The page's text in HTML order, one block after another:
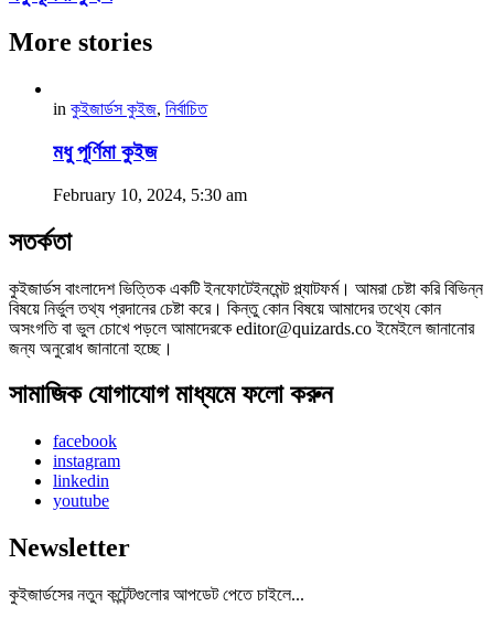
More stories
in কুইজার্ডস কুইজ, নির্বাচিত
মধু পূর্ণিমা কুইজ
February 10, 2024, 5:30 am
সতর্কতা
কুইজার্ডস বাংলাদেশ ভিত্তিক একটি ইনফোটেইনমেন্ট প্ল্যাটফর্ম। আমরা চেষ্টা করি বিভিন্ন
বিষয়ে নির্ভুল তথ্য প্রদানের চেষ্টা করে। কিন্তু কোন বিষয়ে আমাদের তথ্যে কোন
অসংগতি বা ভুল চোখে পড়লে আমাদেরকে editor@quizards.co ইমেইলে জানানোর
জন্য অনুরোধ জানানো হচ্ছে।
সামাজিক যোগাযোগ মাধ্যমে ফলো করুন
facebook
instagram
linkedin
youtube
Newsletter
কুইজার্ডসের নতুন কন্টেন্টগুলোর আপডেট পেতে চাইলে...